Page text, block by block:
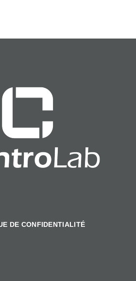
DE CONFIDENTIALITÉ